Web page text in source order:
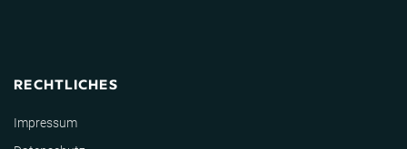
RECHTLICHES
Impressum